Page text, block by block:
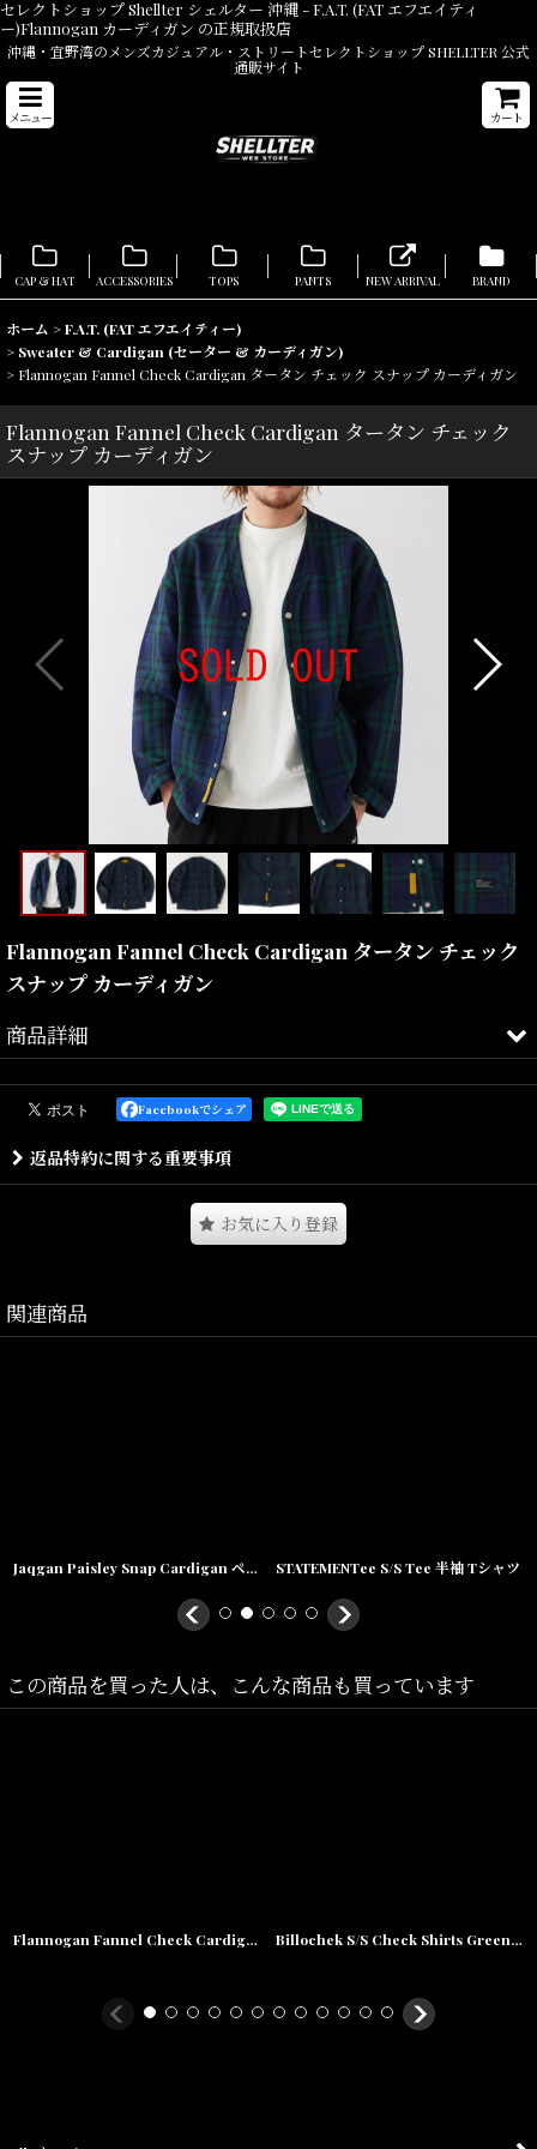
セレクトショップ Shellter シェルター 沖縄 - F.A.T. (FAT エフエイティ
ー)Flannogan カーディガン の正規取扱店
沖縄・宜野湾のメンズカジュアル・ストリートセレクトショップ SHELLTER 公式
通販サイト
メニュー カート
CAP & HAT ACCESSORIES TOPS PANTS NEW ARRIVAL BRAND
ホーム >F.A.T. (FAT エフエイティー)
> Sweater & Cardigan (セーター & カーディガン)
> Flannogan Fannel Check Cardigan タータン チェック スナップ カーディガン
Flannogan Fannel Check Cardigan タータン チェック
スナップ カーディガン
Flannogan Fannel Check Cardigan タータン チェック
スナップ カーディガン
商品詳細
目の詰まった肉厚なネルタータンチェックを使用したスナップカー
ディガン。
肩幅やアーム周りなどを大振りにすることで、デニムジャケットや
フロント・カフスのソリッドなスナップボタンがクリーンな印象の
ポケット横のブランドネームが程よいアクセントに。
Jumbo(着丈:79cm,身幅:70cm,肩幅:73cm,袖丈:60cm)
Facebookでシェア
返品特約に関する重要事項
お気に入り登録
関連商品
Jaqgan Paisley Snap Cardigan ペイズリー スナップ カーディガン STATEMENTee S/S Tee 半袖 Tシャツ
この商品を買った人は、こんな商品も買っています
Flannogan Fannel Check Cardigan Chacoal タータン チェック スナップ カーディガン Billochek S/S Check Shirts Green Navy Black White オーバーサイズ チェック ブロード シャツ タータン チェック